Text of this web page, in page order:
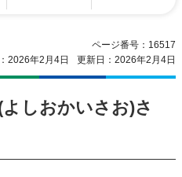
ページ番号：16517
2026年2月4日
更新日：2026年2月4日
しおかいさお)さ